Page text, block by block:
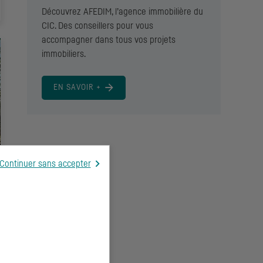
Découvrez AFEDIM, l’agence immobilière du
CIC. Des conseillers pour vous
accompagner dans tous vos projets
immobiliers.
EN SAVOIR +
Continuer sans accepter